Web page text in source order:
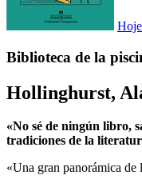
Biblioteca de la
Hollinghurst,
«No sé de ningún libro,
tradiciones de la
«Una gran panorámica